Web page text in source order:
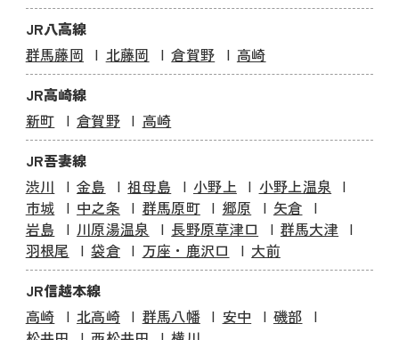
JR八高線
群馬藤岡
北藤岡 倉賀野
高崎
JR高崎線
新町
倉賀野
高崎
JR吾妻線
渋川
金島 祖母島 小野上
小野上温泉
市城
中之条 群馬原町 郷原
矢倉
岩島
川原湯温泉 長野原草津口
群馬大津
羽根尾
袋倉 万座・鹿沢口
大前
JR信越本線
高崎
北高崎 群馬八幡 安中
磯部